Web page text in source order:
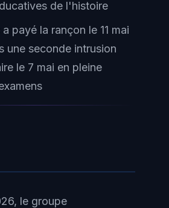
de l'histoire
payé la rançon le 11 mai
une seconde intrusion
le 7 mai en pleine
le groupe